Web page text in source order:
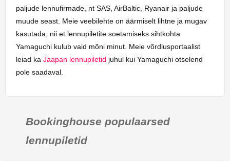
paljude lennufirmade, nt SAS, AirBaltic, Ryanair ja paljude
muude seast. Meie veebilehte on äärmiselt lihtne ja mugav
kasutada, nii et lennupiletite soetamiseks sihtkohta
Yamaguchi kulub vaid mõni minut. Meie võrdlusportaalist
leiad ka Jaapan lennupiletid juhul kui Yamaguchi otselend
pole saadaval.
Bookinghouse populaarsed
lennupiletid